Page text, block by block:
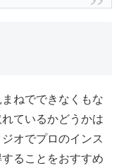
ねでできなくもな
ているかどうかは
オでプロのインス
ることをおすすめ